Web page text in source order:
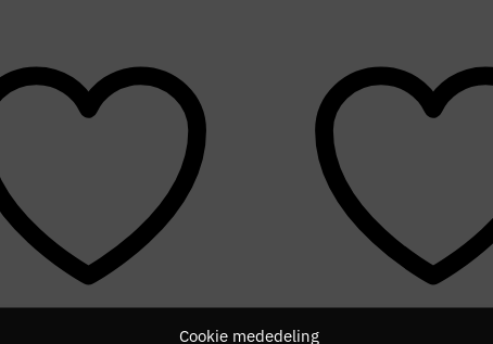
Cookie mededeling